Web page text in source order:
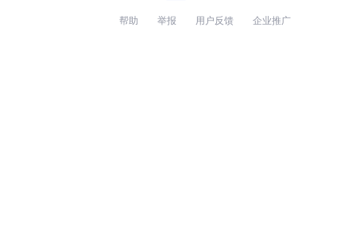
帮助 举报 用户反馈 企业推广